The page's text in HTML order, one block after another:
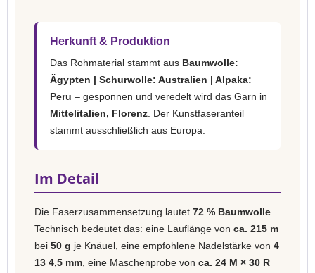
Herkunft & Produktion
Das Rohmaterial stammt aus Baumwolle:
Ägypten | Schurwolle: Australien | Alpaka:
Peru – gesponnen und veredelt wird das Garn in
Mittelitalien, Florenz . Der Kunstfaseranteil
stammt ausschließlich aus Europa.
Im Detail
Die Faserzusammensetzung lautet 72 % Baumwolle
Technisch bedeutet das: eine Lauflänge von ca. 215 m
bei 50 g je Knäuel, eine empfohlene Nadelstärke von 4
13 4,5 mm , eine Maschenprobe von ca. 24 M × 30 R